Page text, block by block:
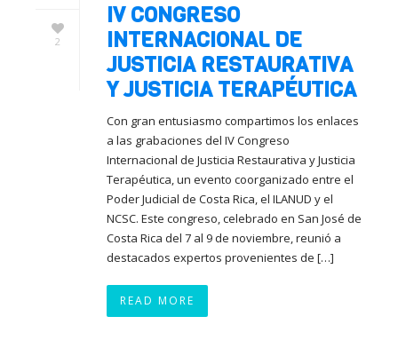
2
IV CONGRESO
INTERNACIONAL DE
JUSTICIA RESTAURATIVA
Y JUSTICIA TERAPÉUTICA
Con gran entusiasmo compartimos los enlaces
a las grabaciones del IV Congreso
Internacional de Justicia Restaurativa y Justicia
Terapéutica, un evento coorganizado entre el
Poder Judicial de Costa Rica, el ILANUD y el
NCSC. Este congreso, celebrado en San José de
Costa Rica del 7 al 9 de noviembre, reunió a
destacados expertos provenientes de […]
READ MORE